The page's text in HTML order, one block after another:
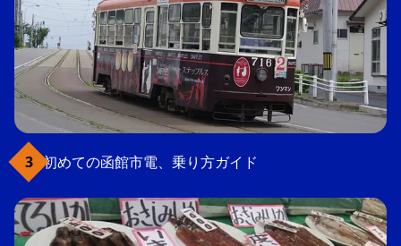
初めての函館市電、乗り方ガイド